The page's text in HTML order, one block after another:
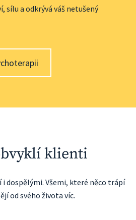
sílu a odkrývá váš netušený
klienti
i dospělými. Všemi, které něco trápí
od svého života víc.